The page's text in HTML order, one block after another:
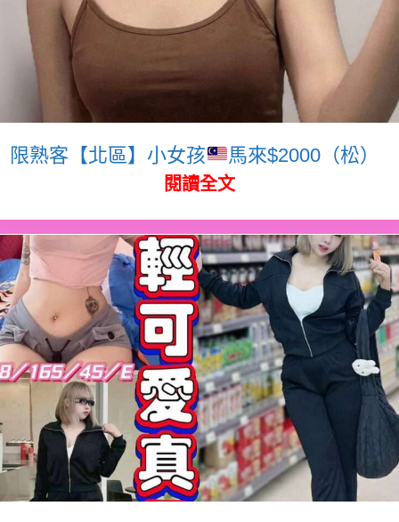
限熟客【北區】小女孩 馬來$2000（松）
閱讀全文